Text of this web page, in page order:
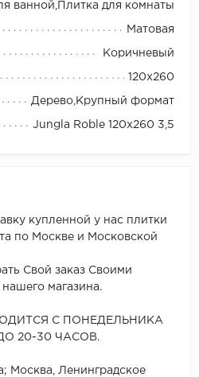
ванной,Плитка для комнаты
Матовая
Коричневый
120x260
Дерево,Крупный формат
Jungla Roble 120x260 3,5
купленной у нас плитки
по Москве и Московской
Свой заказ Своими
магазина.
С ПОНЕДЕЛЬНИКА
20-30 ЧАСОВ.
Москва, Ленинградское